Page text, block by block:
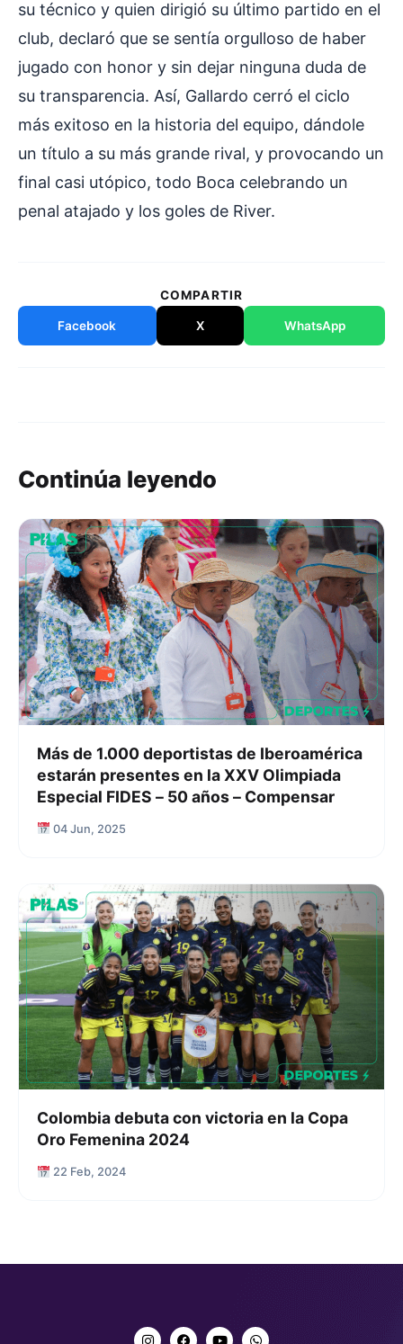
su técnico y quien dirigió su último partido en el
club, declaró que se sentía orgulloso de haber
jugado con honor y sin dejar ninguna duda de
su transparencia. Así, Gallardo cerró el ciclo
más exitoso en la historia del equipo, dándole
un título a su más grande rival, y provocando un
final casi utópico, todo Boca celebrando un
penal atajado y los goles de River.
COMPARTIR
Facebook X WhatsApp
Continúa leyendo
Más de 1.000 deportistas de Iberoamérica
estarán presentes en la XXV Olimpiada
Especial FIDES – 50 años – Compensar
04 Jun, 2025
Colombia debuta con victoria en la Copa
Oro Femenina 2024
22 Feb, 2024